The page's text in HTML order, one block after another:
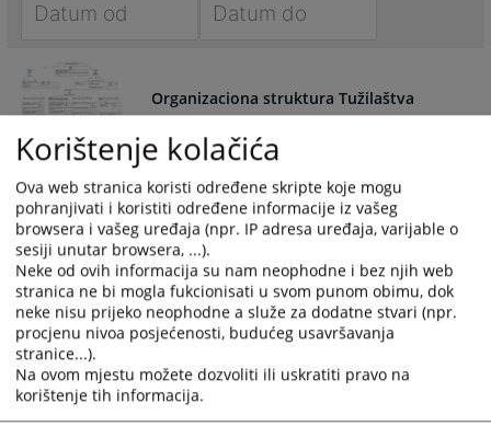
forward
to
interact
with
calendar
and
select
a
date.
Press
the
question
mark
to
interact
with
calendar
and
select
a
date.
Press
the
question
mark
Organizaciona struktura Tužilaštva
Organizaciona struktura Tužilaštva
Korištenje kolačića
Ova web stranica koristi određene skripte koje mogu
pohranjivati i koristiti određene informacije iz vašeg
browsera i vašeg uređaja (npr. IP adresa uređaja, varijable o
sesiji unutar browsera, ...).
Neke od ovih informacija su nam neophodne i bez njih web
stranica ne bi mogla fukcionisati u svom punom obimu, dok
neke nisu prijeko neophodne a služe za dodatne stvari (npr.
procjenu nivoa posjećenosti, budućeg usavršavanja
stranice...).
Na ovom mjestu možete dozvoliti ili uskratiti pravo na
korištenje tih informacija.